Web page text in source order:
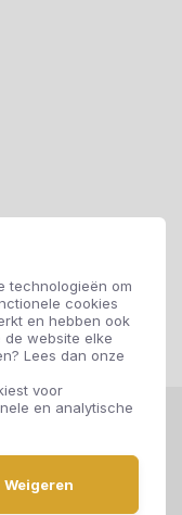
technologieën om
cookies
en hebben ook
website elke
Lees dan onze
voor
en analytische
Weigeren